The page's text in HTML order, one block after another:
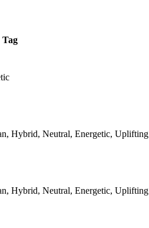
Tag
Hybrid, Neutral, Energetic, Uplifting
Hybrid, Neutral, Energetic, Uplifting